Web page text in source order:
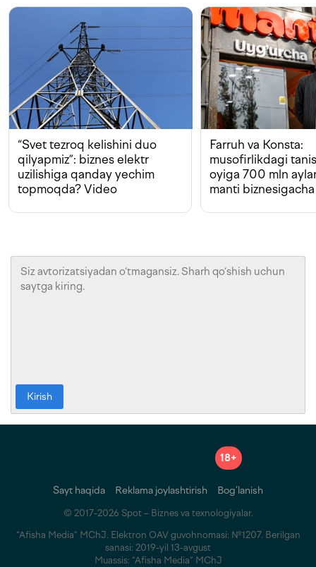
“Svet tezroq kelishini duo
qilyapmiz”: biznes elektr
uzilishiga qanday yechim
topmoqda? Video
Farruh va Konsta:
musofirlikdagi
oyiga 700 mln
manti biznesigacha
Kirish
18+
Sayt haqida Reklama joylashtirish Bog‘lanish
© 2017-2026 Spot – Biznes va texnologiyalar.
“Afisha Media” MChJ. Elektron OAV guvohnomasi: №1207. Berilgan
sanasi: 2019-yil 13-avgust
Muassis: “Afisha Media” MChJ